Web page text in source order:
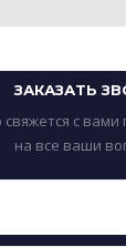
ЗАКАЗАТЬ
с вами
на все ваши